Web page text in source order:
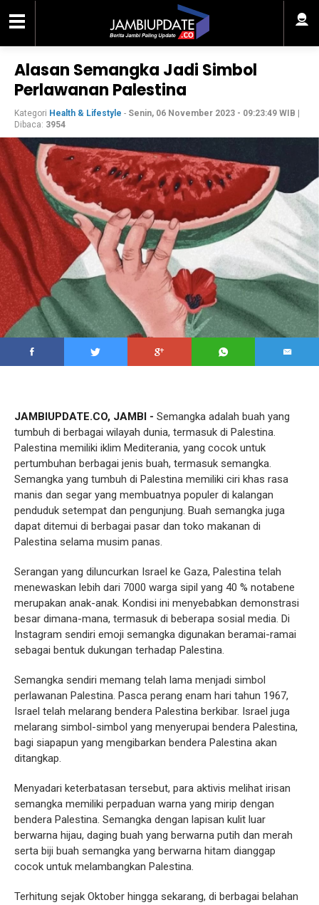
Alasan Semangka Jadi Simbol
Perlawanan Palestina
Kategori Health & Lifestyle - Senin, 06 November 2023 - 09:23:49 WIB
Dibaca: 3954
JAMBIUPDATE.CO, JAMBI - Semangka adalah buah yang
tumbuh di berbagai wilayah dunia, termasuk di Palestina.
Palestina memiliki iklim Mediterania, yang cocok untuk
pertumbuhan berbagai jenis buah, termasuk semangka.
Semangka yang tumbuh di Palestina memiliki ciri khas rasa
manis dan segar yang membuatnya populer di kalangan
penduduk setempat dan pengunjung. Buah semangka juga
dapat ditemui di berbagai pasar dan toko makanan di
Palestina selama musim panas.
Serangan yang diluncurkan Israel ke Gaza, Palestina telah
menewaskan lebih dari 7000 warga sipil yang 40 % notabene
merupakan anak-anak. Kondisi ini menyebabkan demonstrasi
besar dimana-mana, termasuk di beberapa sosial media. Di
Instagram sendiri emoji semangka digunakan beramai-ramai
sebagai bentuk dukungan terhadap Palestina.
Semangka sendiri memang telah lama menjadi simbol
perlawanan Palestina. Pasca perang enam hari tahun 1967,
Israel telah melarang bendera Palestina berkibar. Israel juga
melarang simbol-simbol yang menyerupai bendera Palestina,
bagi siapapun yang mengibarkan bendera Palestina akan
ditangkap.
Menyadari keterbatasan tersebut, para aktivis melihat irisan
semangka memiliki perpaduan warna yang mirip dengan
bendera Palestina. Semangka dengan lapisan kulit luar
berwarna hijau, daging buah yang berwarna putih dan merah
serta biji buah semangka yang berwarna hitam dianggap
cocok untuk melambangkan Palestina.
Terhitung sejak Oktober hingga sekarang, di berbagai belahan